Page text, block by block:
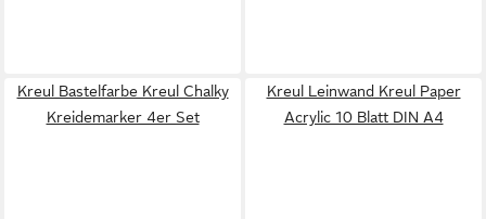
Kreul Bastelfarbe Kreul Chalky
Kreidemarker 4er Set
Kreul Leinwand Kreul Paper
Acrylic 10 Blatt DIN A4